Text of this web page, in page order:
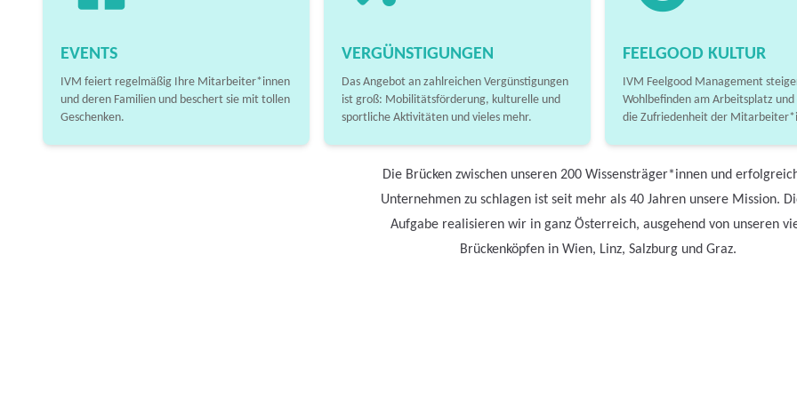
EVENTS
IVM feiert regelmäßig Ihre Mitarbeiter*innen
und deren Familien und beschert sie mit tollen
Geschenken.
VERGÜNSTIGUNGEN
Das Angebot an zahlreichen Vergünstigungen
ist groß: Mobilitätsförderung, kulturelle und
sportliche Aktivitäten und vieles mehr.
FEELGOOD KULTUR
IVM Feelgood Management
Wohlbefinden am Arbeitsplatz und
die Zufriedenheit der
Die Brücken zwischen unseren 200 Wissensträger*innen und
Unternehmen zu schlagen ist seit mehr als 40 Jahren unsere Mission.
Aufgabe realisieren wir in ganz Österreich, ausgehend von unseren
Brückenköpfen in Wien, Linz, Salzburg und Graz.